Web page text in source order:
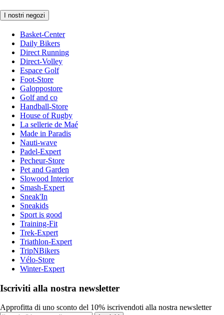
I nostri negozi
Basket-Center
Daily Bikers
Direct Running
Direct-Volley
Espace Golf
Foot-Store
Galoppostore
Golf and co
Handball-Store
House of Rugby
La sellerie de Maé
Made in Paradis
Nauti-wave
Padel-Expert
Pecheur-Store
Pet and Garden
Slowood Interior
Smash-Expert
Sneak'In
Sneakids
Sport is good
Training-Fit
Trek-Expert
Triathlon-Expert
TripNBikers
Vélo-Store
Winter-Expert
Iscriviti alla nostra newsletter
Approfitta di uno sconto del 10% iscrivendoti alla nostra newsletter